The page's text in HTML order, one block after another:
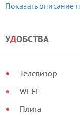
Показать описание
УДОБСТВА
Телевизор
Wi-Fi
Плита